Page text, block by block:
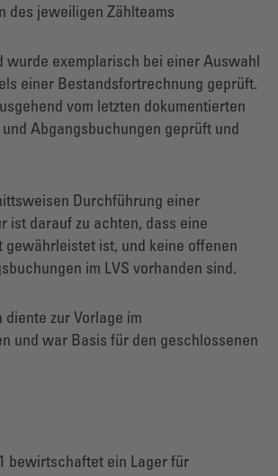
jeweiligen Zählteams
wurde exemplarisch bei einer Auswahl
einer Bestandsfortrechnung geprüft.
vom letzten dokumentierten
Abgangsbuchungen geprüft und
Durchführung einer
ist darauf zu achten, dass eine
gewährleistet ist, und keine offenen
im LVS vorhanden sind.
diente zur Vorlage im
und war Basis für den geschlossenen
bewirtschaftet ein Lager für